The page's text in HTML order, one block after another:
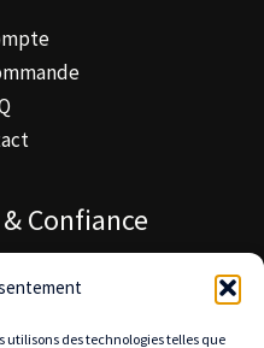
utilisons des technologies telles que
Confiance
Trek